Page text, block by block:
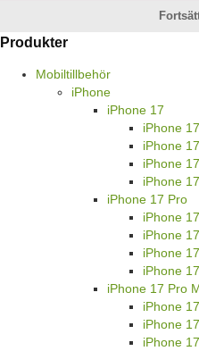
Produkter
Mobiltillbehör
iPhone
iPhone 17
iPhone
iPhone
iPhone
iPhone
iPhone 17 Pro
iPhone
iPhone
iPhone
iPhone
iPhone 17 Pro
iPhone
iPhone
iPhone